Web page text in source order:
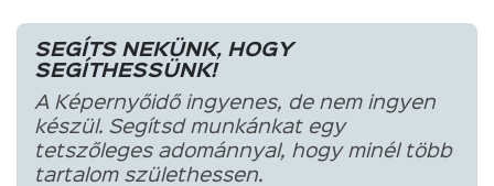
SEGÍTS NEKÜNK, HOGY
SEGÍTHESSÜNK!
A Képernyőidő ingyenes, de nem ingyen
készül. Segítsd munkánkat egy
tetszőleges adománnyal, hogy minél több
tartalom születhessen.